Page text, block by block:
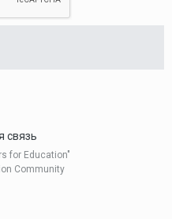
связь
for Education"
Community